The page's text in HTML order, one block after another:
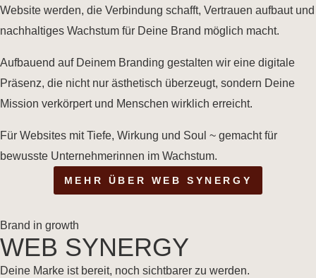
Website werden, die Verbindung schafft, Vertrauen aufbaut und
nachhaltiges Wachstum für Deine Brand möglich macht.
Aufbauend auf Deinem Branding gestalten wir eine digitale
Präsenz, die nicht nur ästhetisch überzeugt, sondern Deine
Mission verkörpert und Menschen wirklich erreicht.
Für Websites mit Tiefe, Wirkung und Soul ~ gemacht für
bewusste Unternehmerinnen im Wachstum.
MEHR ÜBER WEB SYNERGY
Brand in growth
WEB SYNERGY
Deine Marke ist bereit, noch sichtbarer zu werden.